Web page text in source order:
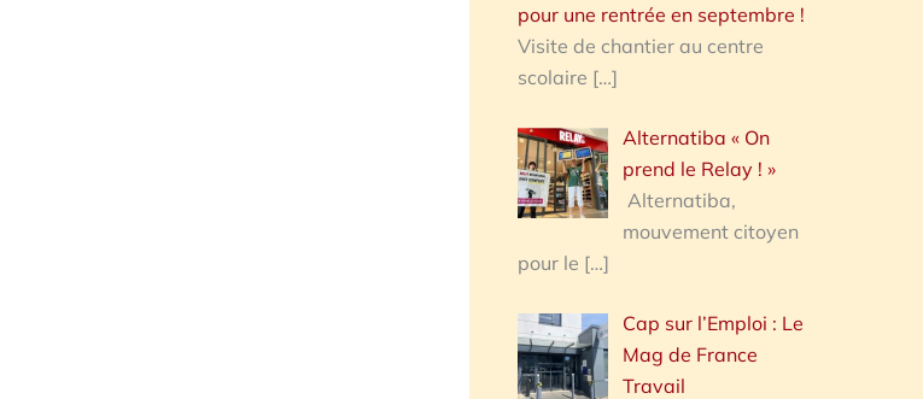
pour une rentrée en septembre !
Visite de chantier au centre
scolaire […]
Alternatiba « On
prend le Relay ! »
Alternatiba,
mouvement citoyen
pour le […]
Cap sur l’Emploi : Le
Mag de France
Travail